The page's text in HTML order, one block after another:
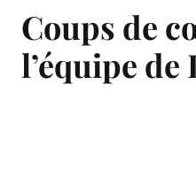
Coups de
l’équipe